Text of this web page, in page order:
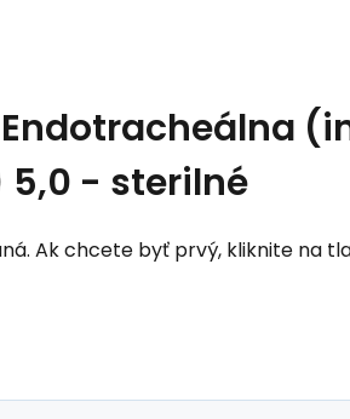
Endotracheálna
5,0 - sterilné
Ak chcete byť prvý, kliknite na